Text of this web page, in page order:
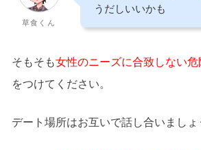
草食くん
うだしいいかも
そもそも女性のニーズに合致しない危
をつけてください。
デート場所はお互いで話し合いましょ